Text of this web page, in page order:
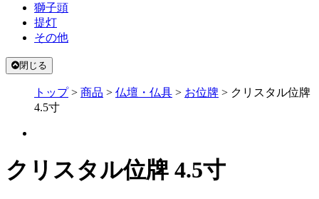
獅子頭
提灯
その他
閉じる
トップ> 商品 > 仏壇・仏具 > お位牌 > クリスタル位牌
4.5寸
クリスタル位牌 4.5寸